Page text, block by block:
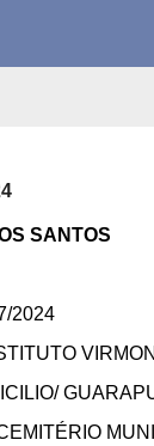
SANTOS
2024